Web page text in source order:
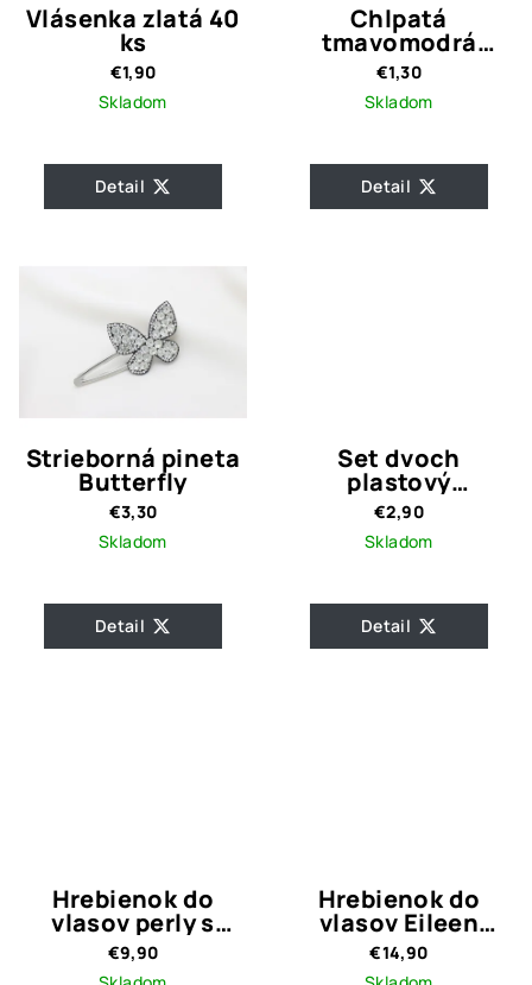
Vlásenka zlatá 40
ks
€1,90
Skladom
Detail
Chlpatá
tmavomodrá
gumička
€1,30
Skladom
Detail
Strieborná pineta
Butterfly
€3,30
Skladom
Detail
Set dvoch
plastový
hrebienok s
perlami
€2,90
Skladom
Detail
Hrebienok do
vlasov perly s
kamienkami
€9,90
Hrebienok do
vlasov Eileen
Silver
€14,90